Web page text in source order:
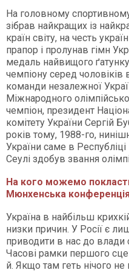
На головному
зібрав найкращих із
країн світу, на честь
прапор і пролунав гімн
медаль найвищого
чемпіону серед чоловіків в
команди незалежної
Міжнародного
чемпіон, президент
комітету України Сергій
років тому, 1988-го,
України саме в Республіці
Сеулі здобув звання
На кого можемо
Мюнхенська
Україна в найбільш
низки причин. У Росії є
приводити в нас до влади
Часові рамки першого
й. Якщо там геть нічого не